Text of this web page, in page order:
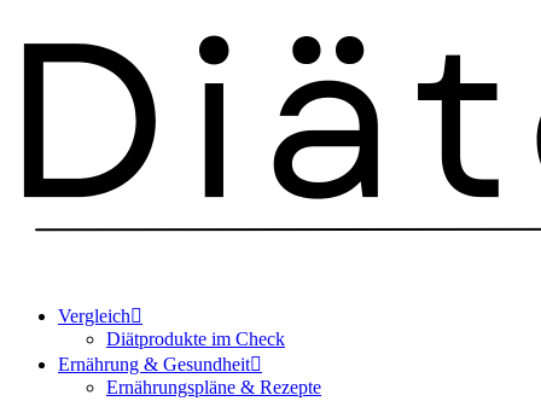
Vergleich
Diätprodukte im Check
Ernährung & Gesundheit
Ernährungspläne & Rezepte